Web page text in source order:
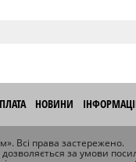
НОВИНИ
Всі права застережено.
за умови